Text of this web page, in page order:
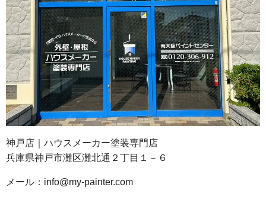
神戸店｜ハウスメーカー塗装専門店
兵庫県神戸市灘区灘北通２丁目１－６
メール：info@my-painter.com